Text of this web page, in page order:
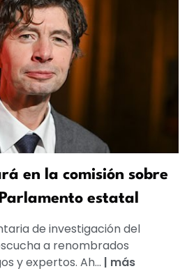
en la comisión sobre
estatal
de investigación del
a renombrados
y expertos. Ah... | más